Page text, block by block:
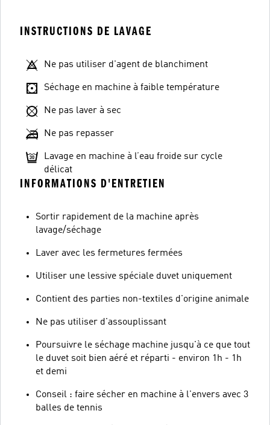
INSTRUCTIONS DE LAVAGE
Ne pas utiliser d'agent de blanchiment
Séchage en machine à faible température
Ne pas laver à sec
Ne pas repasser
Lavage en machine à l’eau froide sur cycle
délicat
INFORMATIONS D'ENTRETIEN
Sortir rapidement de la machine après
lavage/séchage
Laver avec les fermetures fermées
Utiliser une lessive spéciale duvet uniquement
Contient des parties non-textiles d'origine animale
Ne pas utiliser d'assouplissant
Poursuivre le séchage machine jusqu'à ce que tout
le duvet soit bien aéré et réparti - environ 1h - 1h
et demi
Conseil : faire sécher en machine à l'envers avec 3
balles de tennis